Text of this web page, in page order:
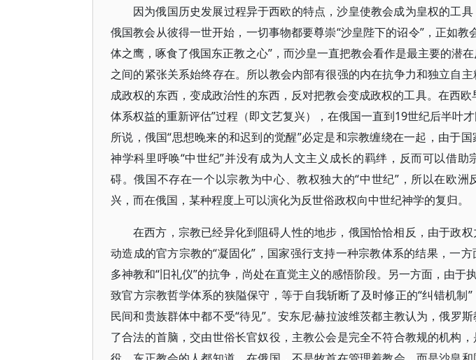
因为俄国历史发展过程异于西欧的特点，沙皇使教会成为皇权的工具
俄国教会从彼得一世开始，一切事物都要尊崇“沙皇陛下的诏令”，正如教
体之鹰，啄食了俄国东正教之心”，而沙皇一直把教会看作是最主要的潜
之间的紧张关系始终存在。所以教会内部有很强的内在抗争力和独立自
成政权的东西，变成政治性的东西，反对把教会变成政权的工具。在西欧
体系权益的重新评估”过程（即文艺复兴），在俄国一直到19世纪后半叶
所说，俄国“思想晚来的和迟到的觉醒”必定是和宗教缠绕在一起，由于
神学科里呼唤“中世纪”并没有成为人文主义成长的羁绊，反而可以借
碍。俄国不存在一个以宗教为中心、教权独大的“中世纪”，所以在欧洲
兴，而在俄国，某种程度上可以演化为反世俗政权向中世纪神学的复归。
在西方，宗教已经异化到阻碍人性的地步，俄国恰恰相反，由于政
动造成的官方宗教的“凝固化”，国家强行支持一种宗教体系的结果，一
多神教和“旧礼仪”的抗争，尚处在直觉主义的感悟阶段。另一方面，由于
致官方宗教哲学体系的狭隘保守，等于自我斩断了及时修正的“纠错机制
民间和贵族群体中都不受“待见”。安东尼·赫拉波维茨都主教认为，俄罗
了合法的首脑，交由世俗长官奴役，主教公会是完全不符合教规的机构